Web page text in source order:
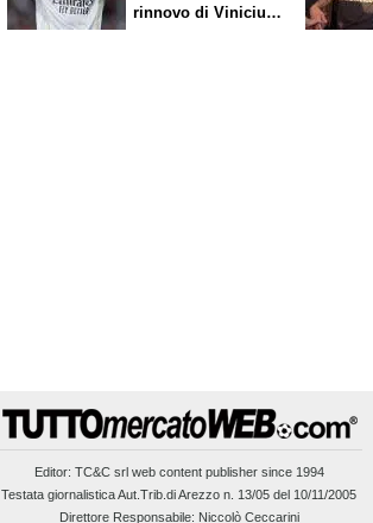
rinnovo di Vinicius.
Editor: TC&C srlweb content publisher since 1994
Testata giornalistica Aut.Trib.di Arezzo n. 13/05 del 10/11/2005
Direttore Responsabile: Niccolò Ceccarini